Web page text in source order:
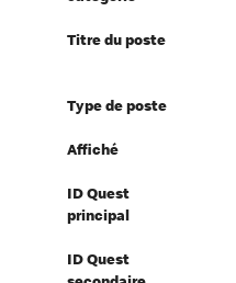
Titre du poste
Type de poste
Affiché
ID Quest
principal
ID Quest